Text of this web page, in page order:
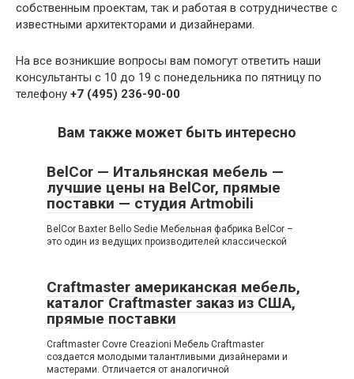
собственным проектам, так и работая в сотрудничестве с
известными архитекторами и дизайнерами.
На все возникшие вопросы вам помогут ответить наши
консультанты с 10 до 19 с понедельника по пятницу по
телефону +7 (495) 236-90-00
Вам также может быть интересно
BelCor — Итальянская мебель —
лучшие цены на BelCor, прямые
поставки — студия Artmobili
BelCor Baxter Bello Sedie Мебельная фабрика BelCor –
это один из ведущих производителей классической
Craftmaster американская мебель,
каталог Craftmaster заказ из США,
прямые поставки
Craftmaster Covre Creazioni Мебель Craftmaster
создается молодыми талантливыми дизайнерами и
мастерами. Отличается от аналогичной